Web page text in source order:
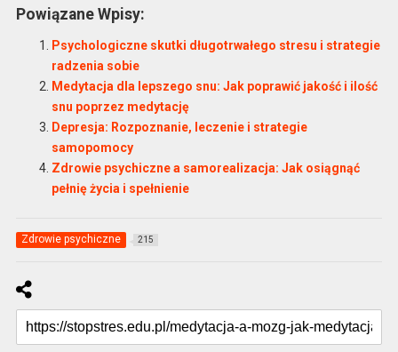
Powiązane Wpisy:
Psychologiczne skutki długotrwałego stresu i strategie
radzenia sobie
Medytacja dla lepszego snu: Jak poprawić jakość i ilość
snu poprzez medytację
Depresja: Rozpoznanie, leczenie i strategie
samopomocy
Zdrowie psychiczne a samorealizacja: Jak osiągnąć
pełnię życia i spełnienie
Zdrowie psychiczne 215